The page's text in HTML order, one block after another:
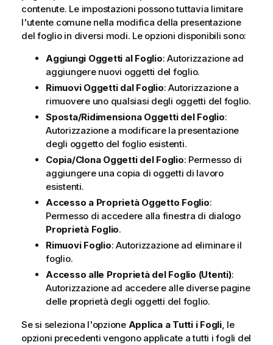
contenute. Le impostazioni possono tuttavia limitare
l'utente comune nella modifica della presentazione
del foglio in diversi modi. Le opzioni disponibili sono:
Aggiungi Oggetti al Foglio: Autorizzazione ad
aggiungere nuovi oggetti del foglio.
Rimuovi Oggetti dal Foglio: Autorizzazione a
rimuovere uno qualsiasi degli oggetti del foglio.
Sposta/Ridimensiona Oggetti del Foglio:
Autorizzazione a modificare la presentazione
degli oggetto del foglio esistenti.
Copia/Clona Oggetti del Foglio: Permesso di
aggiungere una copia di oggetti di lavoro
esistenti.
Accesso a Proprietà Oggetto Foglio:
Permesso di accedere alla finestra di dialogo
Proprietà Foglio.
Rimuovi Foglio: Autorizzazione ad eliminare il
foglio.
Accesso alle Proprietà del Foglio (Utenti):
Autorizzazione ad accedere alle diverse pagine
delle proprietà degli oggetti del foglio.
Se si seleziona l'opzione Applica a Tutti i Fogli, le
opzioni precedenti vengono applicate a tutti i fogli del